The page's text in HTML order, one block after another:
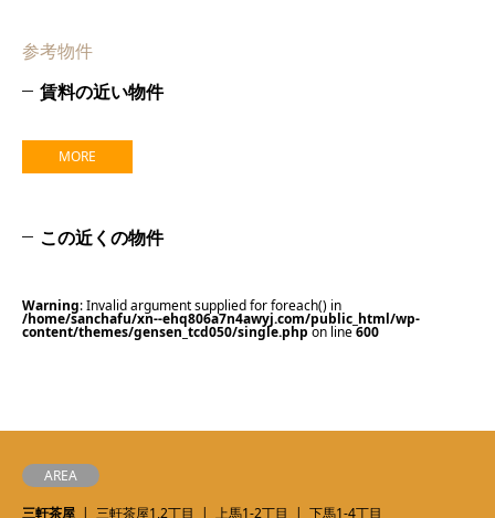
参考物件
賃料の近い物件
MORE
この近くの物件
Warning: Invalid argument supplied for foreach() in
/home/sanchafu/xn--ehq806a7n4awyj.com/public_html/wp-
content/themes/gensen_tcd050/single.php on line600
AREA
三軒茶屋
三軒茶屋1,2丁目 上馬1-2丁目
下馬1-4丁目